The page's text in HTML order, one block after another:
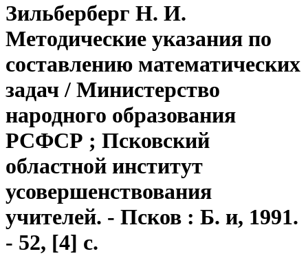
Зильберберг Н. И.
Методические указания по
составлению математических
задач / Министерство
народного образования
РСФСР ; Псковский
областной институт
усовершенствования
учителей. - Псков : Б. и, 1991.
- 52, [4] с.